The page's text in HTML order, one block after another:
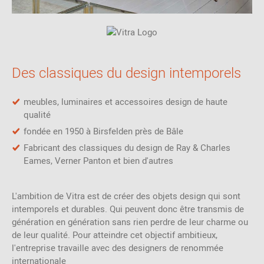
Des classiques du design intemporels
meubles, luminaires et accessoires design de haute
qualité
fondée en 1950 à Birsfelden près de Bâle
Fabricant des classiques du design de Ray & Charles
Eames, Verner Panton et bien d'autres
L'ambition de Vitra est de créer des objets design qui sont
intemporels et durables. Qui peuvent donc être transmis de
génération en génération sans rien perdre de leur charme ou
de leur qualité. Pour atteindre cet objectif ambitieux,
l'entreprise travaille avec des designers de renommée
internationale